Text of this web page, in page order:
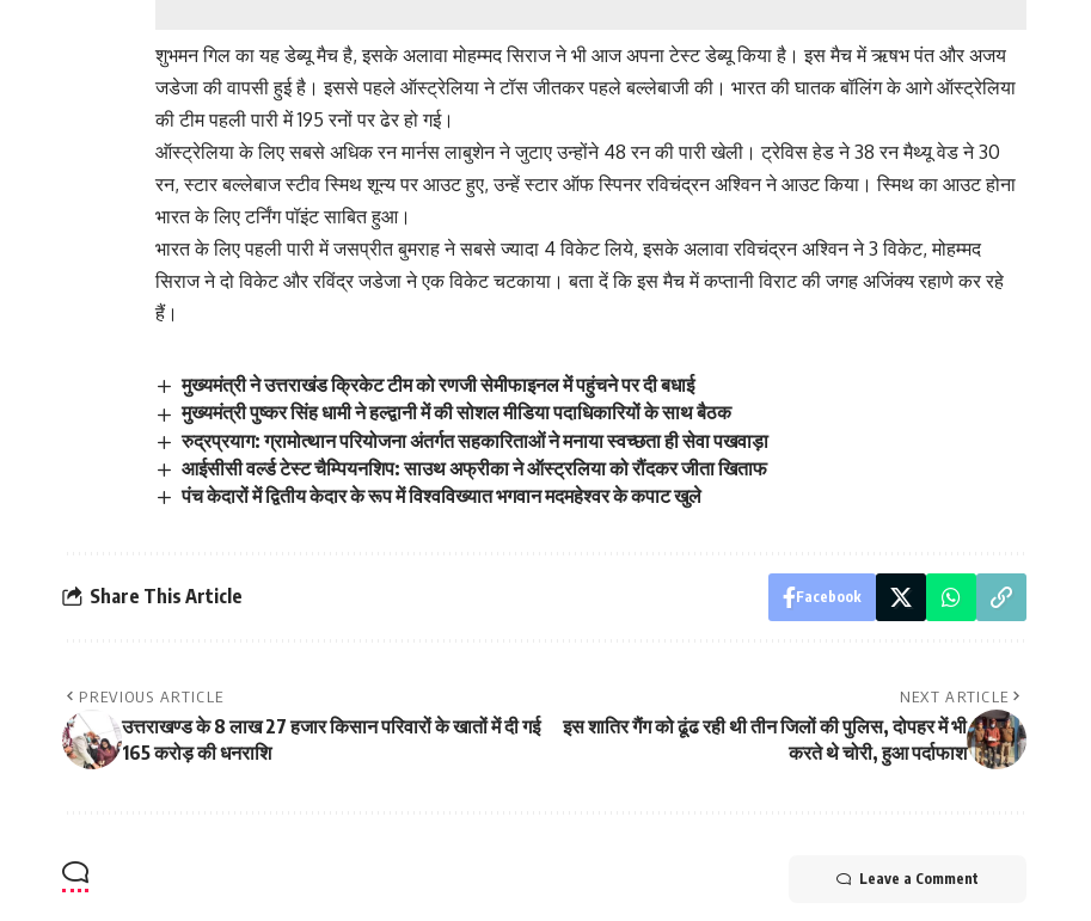
शुभमन गिल का यह डेब्यू मैच है, इसके अलावा मोहम्मद सिराज ने भी आज अपना टेस्ट डेब्यू किया है। इस मैच में ऋषभ पंत और अजय
जडेजा की वापसी हुई है। इससे पहले ऑस्ट्रेलिया ने टॉस जीतकर पहले बल्लेबाजी की। भारत की घातक बॉलिंग के आगे ऑस्ट्रेलिया
की टीम पहली पारी में 195 रनों पर ढेर हो गई।
ऑस्ट्रेलिया के लिए सबसे अधिक रन मार्नस लाबुशेन ने जुटाए उन्होंने 48 रन की पारी खेली। ट्रेविस हेड ने 38 रन मैथ्यू वेड ने 30
रन, स्टार बल्लेबाज स्टीव स्मिथ शून्य पर आउट हुए, उन्हें स्टार ऑफ स्पिनर रविचंद्रन अश्विन ने आउट किया। स्मिथ का आउट होना
भारत के लिए टर्निंग पॉइंट साबित हुआ।
भारत के लिए पहली पारी में जसप्रीत बुमराह ने सबसे ज्यादा 4 विकेट लिये, इसके अलावा रविचंद्रन अश्विन ने 3 विकेट, मोहम्मद
सिराज ने दो विकेट और रविंद्र जडेजा ने एक विकेट चटकाया। बता दें कि इस मैच में कप्तानी विराट की जगह अजिंक्य रहाणे कर रहे
हैं।
मुख्यमंत्री ने उत्तराखंड क्रिकेट टीम को रणजी सेमीफाइनल में पहुंचने पर दी बधाई
मुख्यमंत्री पुष्कर सिंह धामी ने हल्द्वानी में की सोशल मीडिया पदाधिकारियों के साथ बैठक
रुद्रप्रयाग: ग्रामोत्थान परियोजना अंतर्गत सहकारिताओं ने मनाया स्वच्छता ही सेवा पखवाड़ा
आईसीसी वर्ल्ड टेस्ट चैम्पियनशिप: साउथ अफ्रीका ने ऑस्ट्रलिया को रौंदकर जीता खिताफ
पंच केदारों में द्वितीय केदार के रूप में विश्वविख्यात भगवान मदमहेश्वर के कपाट खुले
Share This Article Facebook
PREVIOUS ARTICLE
उत्तराखण्ड के 8 लाख 27 हजार किसान परिवारों के खातों में दी गई
165 करोड़ की धनराशि
NEXT ARTICLE
इस शातिर गैंग को ढूंढ रही थी तीन जिलों की पुलिस, दोपहर में भी
करते थे चोरी, हुआ पर्दाफाश
Leave a Comment